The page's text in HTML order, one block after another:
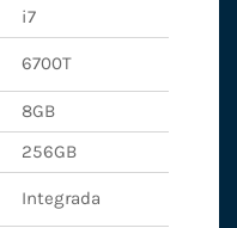
i7
6700T
8GB
256GB
Integrada